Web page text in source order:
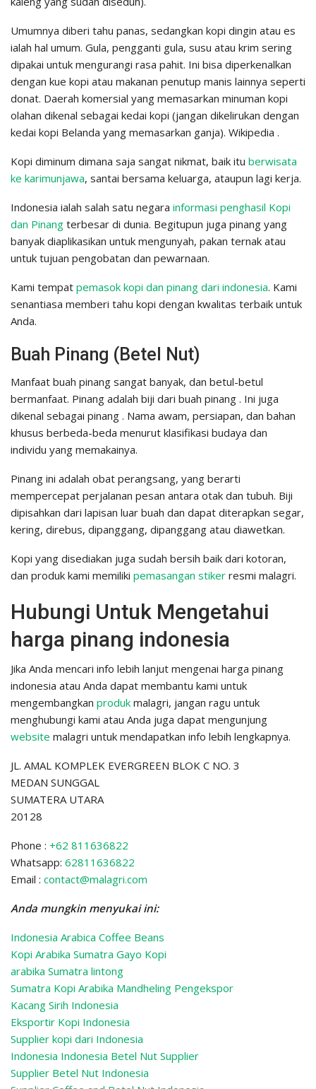
Umumnya diberi tahu panas, sedangkan kopi dingin atau es
ialah hal umum. Gula, pengganti gula, susu atau krim sering
dipakai untuk mengurangi rasa pahit. Ini bisa diperkenalkan
dengan kue kopi atau makanan penutup manis lainnya seperti
donat. Daerah komersial yang memasarkan minuman kopi
olahan dikenal sebagai kedai kopi (jangan dikelirukan dengan
kedai kopi Belanda yang memasarkan ganja). Wikipedia .
Kopi diminum dimana saja sangat nikmat, baik itu berwisata
ke karimunjawa, santai bersama keluarga, ataupun lagi kerja.
Indonesia ialah salah satu negara informasi penghasil Kopi
dan Pinang terbesar di dunia. Begitupun juga pinang yang
banyak diaplikasikan untuk mengunyah, pakan ternak atau
untuk tujuan pengobatan dan pewarnaan.
Kami tempat pemasok kopi dan pinang dari indonesia. Kami
senantiasa memberi tahu kopi dengan kwalitas terbaik untuk
Anda.
Buah Pinang (Betel Nut)
Manfaat buah pinang sangat banyak, dan betul-betul
bermanfaat. Pinang adalah biji dari buah pinang . Ini juga
dikenal sebagai pinang . Nama awam, persiapan, dan bahan
khusus berbeda-beda menurut klasifikasi budaya dan
individu yang memakainya.
Pinang ini adalah obat perangsang, yang berarti
mempercepat perjalanan pesan antara otak dan tubuh. Biji
dipisahkan dari lapisan luar buah dan dapat diterapkan segar,
kering, direbus, dipanggang, dipanggang atau diawetkan.
Kopi yang disediakan juga sudah bersih baik dari kotoran,
dan produk kami memiliki pemasangan stiker resmi malagri.
Hubungi Untuk Mengetahui
harga pinang indonesia
Jika Anda mencari info lebih lanjut mengenai harga pinang
indonesia atau Anda dapat membantu kami untuk
mengembangkan produk malagri, jangan ragu untuk
menghubungi kami atau Anda juga dapat mengunjung
website malagri untuk mendapatkan info lebih lengkapnya.
JL. AMAL KOMPLEK EVERGREEN BLOK C NO. 3
MEDAN SUNGGAL
SUMATERA UTARA
20128
Phone : +62 811636822
Whatsapp: 62811636822
Email : contact@malagri.com
Anda mungkin menyukai ini:
Indonesia Arabica Coffee Beans
Kopi Arabika Sumatra Gayo Kopi
arabika Sumatra lintong
Sumatra Kopi Arabika Mandheling Pengekspor
Kacang Sirih Indonesia
Eksportir Kopi Indonesia
Supplier kopi dari Indonesia
Indonesia Indonesia Betel Nut Supplier
Supplier Betel Nut Indonesia